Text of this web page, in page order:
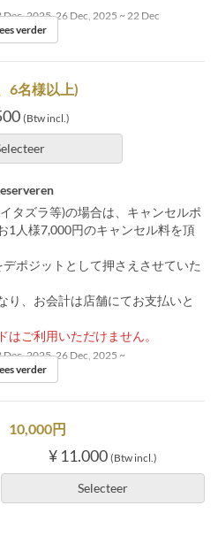
2025, 26 Dec, 2025 ~ 22 Dec
verder
6名様以上)
(Btw incl.)
タズラ等)の場合は、キャンセルポ
1人様7,000円のキャンセル料を頂
ポジットとして押さえさせていた
、お会計は店舗にてお支払いと
はご利用いただけません。
2025, 26 Dec, 2025 ~
12verder
10,000円
¥ 11.000 (Btw incl.)
Selecteer